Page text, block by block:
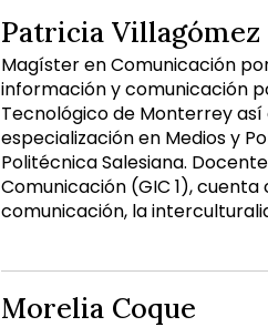
Patricia Villagómez
Magíster en Comunicación
información y comunicación
Tecnológico de Monterrey así
especialización en Medios y
Politécnica Salesiana.
Comunicación (GIC 1),
comunicación, la
Morelia Coque